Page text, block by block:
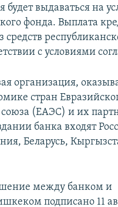
будет выдаваться на
фонда. Выплата
средств
с условиями
организация,
стран
союза (ЕАЭС) и их
банка входят
Беларусь,
между банком и
подписано 11